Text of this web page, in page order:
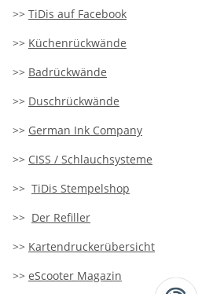
>> TiDis auf Facebook
>> Küchenrückwände
>> Badrückwände
>> Duschrückwände
>> German Ink Company
>> CISS / Schlauchsysteme
>> TiDis Stempelshop
>> Der Refiller
>> Kartendruckerübersicht
>> eScooter Magazin